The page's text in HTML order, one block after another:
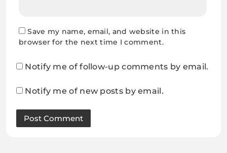
Save my name, email, and website in this
browser for the next time I comment.
Notify me of follow-up comments by email.
Notify me of new posts by email.